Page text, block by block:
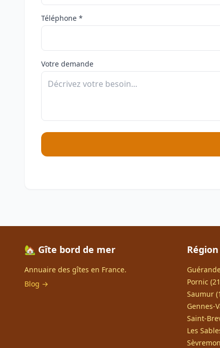
Téléphone *
Votre demande
🏡 Gîte bord de mer
Annuaire des gîtes en France.
Blog →
Pornic
Saumur
Gennes-
Saint-
Les